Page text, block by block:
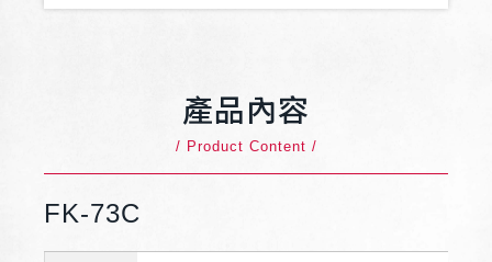
產品內容
/ Product Content /
FK-73C